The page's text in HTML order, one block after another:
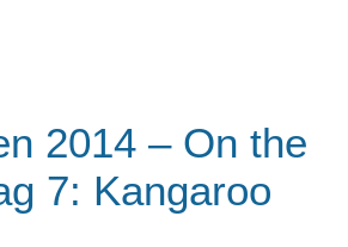
2014 – On the
7: Kangaroo